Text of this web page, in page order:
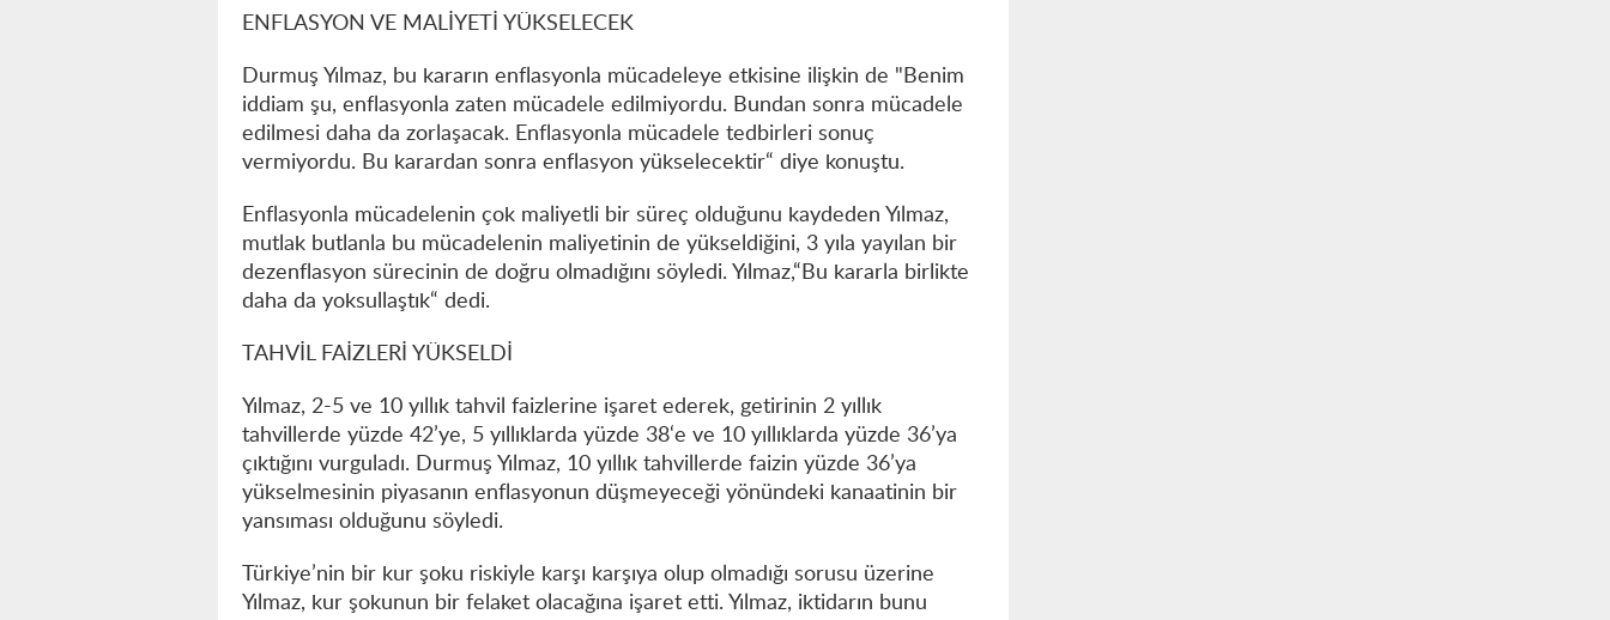
ENFLASYON VE MALİYETİ YÜKSELECEK
Durmuş Yılmaz, bu kararın enflasyonla mücadeleye etkisine ilişkin de "Benim
iddiam şu, enflasyonla zaten mücadele edilmiyordu. Bundan sonra mücadele
edilmesi daha da zorlaşacak. Enflasyonla mücadele tedbirleri sonuç
vermiyordu. Bu karardan sonra enflasyon yükselecektir“ diye konuştu.
Enflasyonla mücadelenin çok maliyetli bir süreç olduğunu kaydeden Yılmaz,
mutlak butlanla bu mücadelenin maliyetinin de yükseldiğini, 3 yıla yayılan bir
dezenflasyon sürecinin de doğru olmadığını söyledi. Yılmaz,“Bu kararla birlikte
daha da yoksullaştık“ dedi.
TAHVİL FAİZLERİ YÜKSELDİ
Yılmaz, 2-5 ve 10 yıllık tahvil faizlerine işaret ederek, getirinin 2 yıllık
tahvillerde yüzde 42’ye, 5 yıllıklarda yüzde 38‘e ve 10 yıllıklarda yüzde 36’ya
çıktığını vurguladı. Durmuş Yılmaz, 10 yıllık tahvillerde faizin yüzde 36’ya
yükselmesinin piyasanın enflasyonun düşmeyeceği yönündeki kanaatinin bir
yansıması olduğunu söyledi.
Türkiye’nin bir kur şoku riskiyle karşı karşıya olup olmadığı sorusu üzerine
Yılmaz, kur şokunun bir felaket olacağına işaret etti. Yılmaz, iktidarın bunu